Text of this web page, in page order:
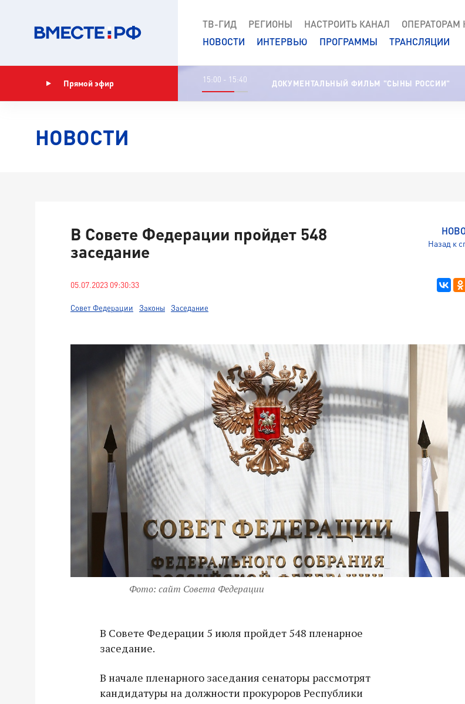
ТВ-ГИД РЕГИОНЫ НАСТРОИТЬ КАНАЛ ОПЕРАТОРАМ
НОВОСТИ
ИНТЕРВЬЮ ПРОГРАММЫ ТРАНСЛЯЦИИ
Прямой эфир 15:00 - 15:40 ДОКУМЕНТАЛЬНЫЙ ФИЛЬМ "СЫНЫ РОССИИ"
НОВОСТИ
Назад к
В Совете Федерации пройдет 548
заседание
05.07.2023 09:30:33
Совет Федерации Законы Заседание
Фото: сайт Совета Федерации
В Совете Федерации 5 июля пройдет 548 пленарное
заседание.
В начале пленарного заседания сенаторы рассмотрят
кандидатуры на должности прокуроров Республики